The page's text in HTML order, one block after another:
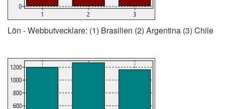
Lön - Webbutvecklare: (1) Brasilien (2) Argentina (3) Chile